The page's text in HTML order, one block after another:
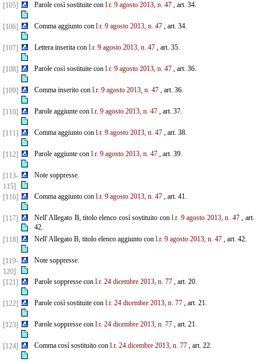
[105] Parole così sostituite con l.r. 9 agosto 2013, n. 47, art. 34.
[106] Comma aggiunto con l.r. 9 agosto 2013, n. 47, art. 34.
[107] Lettera inserita con l.r. 9 agosto 2013, n. 47, art. 35.
[108] Parole così sostituite con l.r. 9 agosto 2013, n. 47, art. 36.
[109] Comma inserito con l.r. 9 agosto 2013, n. 47, art. 36.
[110] Parole aggiunte con l.r. 9 agosto 2013, n. 47, art. 37.
[111] Comma aggiunto con l.r. 9 agosto 2013, n. 47, art. 38.
[112] Parole aggiunte con l.r. 9 agosto 2013, n. 47, art. 39.
[113-
115]
Note soppresse.
[116] Comma aggiunto con l.r. 9 agosto 2013, n. 47, art. 41.
[117] Nell' Allegato B, titolo elenco così sostituito conl.r. 9 agosto 2013, n. 47, art.
42.
[118]
Nell' Allegato B, titolo elenco aggiunto con l.r. 9 agosto 2013, n. 47, art. 42.
[119-
120]
Note soppresse.
[121] Parole soppresse con l.r. 24 dicembre 2013, n. 77, art. 20.
[122] Parole così sostituite con l.r. 24 dicembre 2013, n. 77, art. 21.
[123] Parole soppresse con l.r. 24 dicembre 2013, n. 77, art. 21.
[124] Comma così sostituito con l.r. 24 dicembre 2013, n. 77, art. 22.